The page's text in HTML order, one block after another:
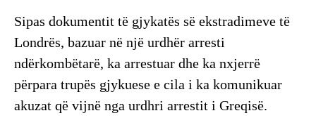
Sipas dokumentit të gjykatës së ekstradimeve të
Londrës, bazuar në një urdhër arresti
ndërkombëtarë, ka arrestuar dhe ka nxjerrë
përpara trupës gjykuese e cila i ka komunikuar
akuzat që vijnë nga urdhri arrestit i Greqisë.